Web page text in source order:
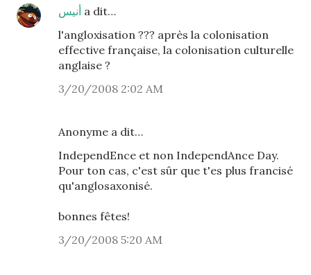
أنيس a dit…
l'angloxisation ??? après la colonisation
effective française, la colonisation culturelle
anglaise ?
3/20/2008 2:02 AM
Anonyme a dit…
IndependEnce et non IndependAnce Day.
Pour ton cas, c'est sûr que t'es plus francisé
qu'anglosaxonisé.
bonnes fêtes!
3/20/2008 5:20 AM